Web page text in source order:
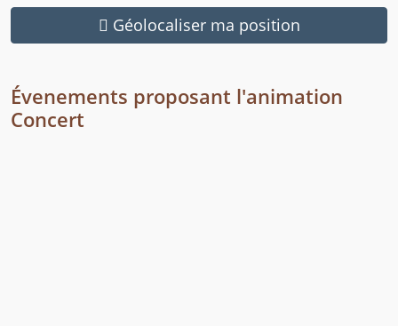
Géolocaliser ma position
Évenements proposant l'animation
Concert